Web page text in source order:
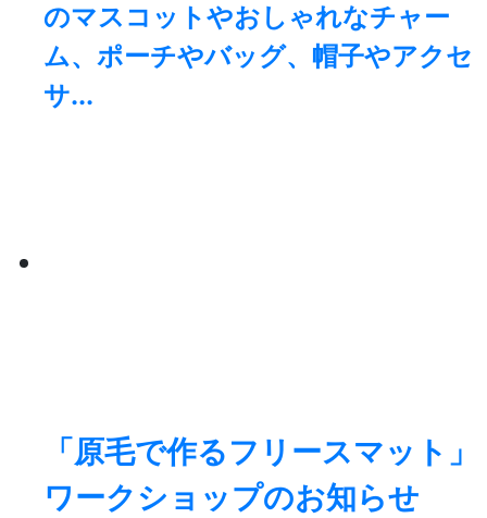
のマスコットやおしゃれなチャー
ム、ポーチやバッグ、帽子やアクセ
サ...
「原毛で作るフリースマット」
ワークショップのお知らせ